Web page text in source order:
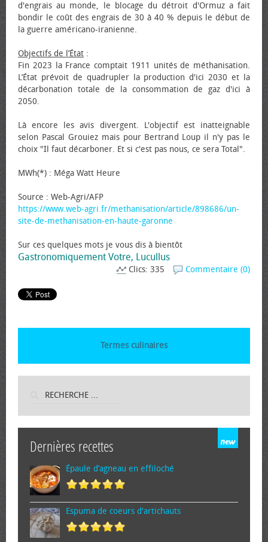
d'engrais au monde, le blocage du détroit d'Ormuz a fait
bondir le coût des engrais de 30 à 40 % depuis le début de
la guerre américano-iranienne.
Objectifs de l’État :
Fin 2023 la France comptait 1911 unités de méthanisation.
L’État prévoit de quadrupler la production d'ici 2030 et la
décarbonation totale de la consommation de gaz d'ici à
2050.
Là encore les avis divergent. L'objectif est inatteignable
selon Pascal Grouiez mais pour Bertrand Loup il n'y pas le
choix "Il faut décarboner. Et si c'est pas nous, ce sera Total".
MWh(*) : Méga Watt Heure
Source : Web-Agri/AFP
https://www.web-agri.fr/methanisation/article/898686/un-
site-de-methanisation-en-haute-garonne
Sur ces quelques mots je vous dis à bientôt
Gastronomiquement Votre, Lucullus
Commentaire (0)
Clics: 335
Termes culinaires
Dernières recettes
Épaule d’agneau en effiloché
Espuma de cœurs d'artichauts